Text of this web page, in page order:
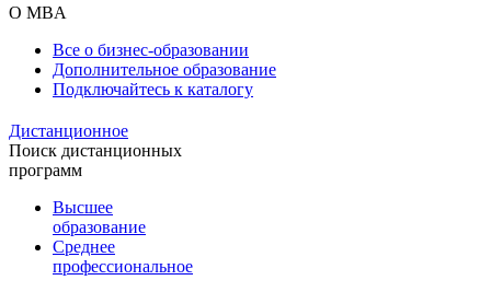
О MBA
Все о бизнес-образовании
Дополнительное образование
Подключайтесь к каталогу
Дистанционное
Поиск дистанционных
программ
Высшее
образование
Среднее
профессиональное